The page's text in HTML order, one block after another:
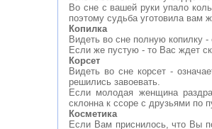
Во сне с вашей руки упало
поэтому судьба уготовила вам
Копилка
Видеть во сне полную копилку
Если же пустую - то Вас ждет
Корсет
Видеть во сне корсет -
решились завоевать.
Если молодая женщина
склонна к ссоре с друзьями по
Косметика
Если Вам приснилось, что Вы